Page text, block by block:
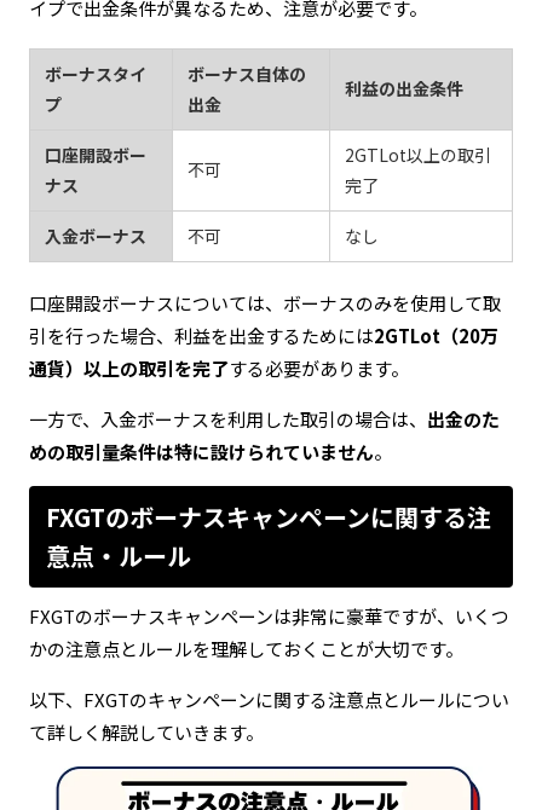
イプで出金条件が異なるため、注意が必要です。
ボーナスタイ
プ
ボーナス自体の
出金
利益の出金条件
口座開設ボー
ナス
不可
2GTLot以上の取引
完了
入金ボーナス 不可 なし
口座開設ボーナスについては、ボーナスのみを使用して取
引を行った場合、利益を出金するためには2GTLot（20万
通貨）以上の取引を完了する必要があります。
一方で、入金ボーナスを利用した取引の場合は、 出金のた
めの取引量条件は特に設けられていません。
FXGTのボーナスキャンペーンに関する注
意点・ルール
FXGTのボーナスキャンペーンは非常に豪華ですが、いくつ
かの注意点とルールを理解しておくことが大切です。
以下、FXGTのキャンペーンに関する注意点とルールについ
て詳しく解説していきます。